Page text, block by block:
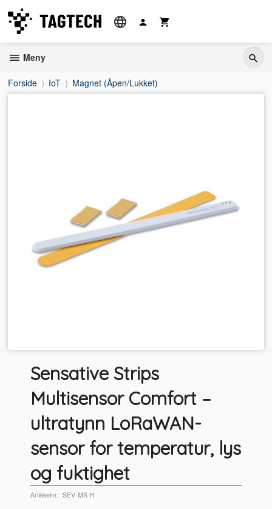
innholdet
Meny
Forside IoT Magnet (Åpen/Lukket)
Sensative Strips
Multisensor Comfort –
ultratynn LoRaWAN-
sensor for temperatur, lys
og fuktighet
Artikkelnr.: SEV-MS-H